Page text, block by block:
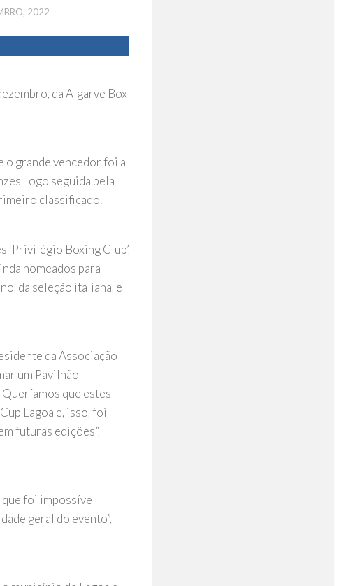
2022
da Algarve Box
o grande vencedor foi a
logo seguida pela
classificado.
Boxing Club’,
nomeados para
da seleção italiana, e
da Associação
um Pavilhão
que estes
Lagoa e, isso, foi
futuras edições”,
foi impossível
geral do evento”,